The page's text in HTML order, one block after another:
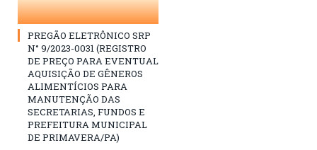
PREGÃO ELETRÔNICO SRP
N° 9/2023-0031 (REGISTRO
DE PREÇO PARA EVENTUAL
AQUISIÇÃO DE GÊNEROS
ALIMENTÍCIOS PARA
MANUTENÇÃO DAS
SECRETARIAS, FUNDOS E
PREFEITURA MUNICIPAL
DE PRIMAVERA/PA)